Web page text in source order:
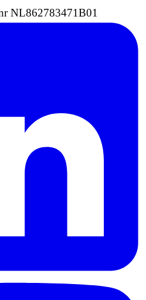
NL862783471B01